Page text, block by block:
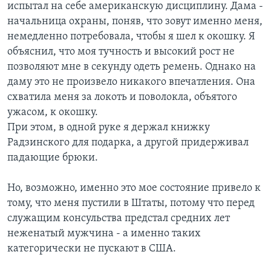
испытал на себе американскую дисциплину. Дама -
начальница охраны, поняв, что зовут именно меня,
немедленно потребовала, чтобы я шел к окошку. Я
объяснил, что моя тучность и высокий рост не
позволяют мне в секунду одеть ремень. Однако на
даму это не произвело никакого впечатления. Она
схватила меня за локоть и поволокла, объятого
ужасом, к окошку.
При этом, в одной руке я держал книжку
Радзинского для подарка, а другой придерживал
падающие брюки.
Но, возможно, именно это мое состояние привело к
тому, что меня пустили в Штаты, потому что перед
служащим консульства предстал средних лет
неженатый мужчина - а именно таких
категорически не пускают в США.